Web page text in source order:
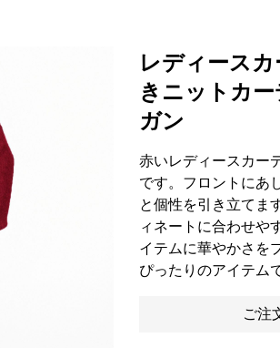
レディース
きニットカ
ガン
赤いレディースカー
です。フロントにあ
と個性を引き立てま
ィネートに合わせや
イテムに華やかさを
ぴったりのアイテム
ご注